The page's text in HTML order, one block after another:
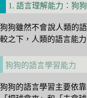
1. 語言理解能力：狗
狗狗雖然不會說人類的
較之下，人類的語言能
狗狗的語言學習能力
狗狗的語言學習主要依靠